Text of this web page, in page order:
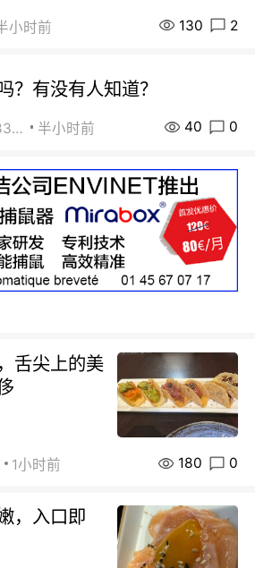
小时前 130 2
？有没有人知道？
街友472838572 半小时前 40 0
舌尖上的美
1小时前 180 0
，入口即